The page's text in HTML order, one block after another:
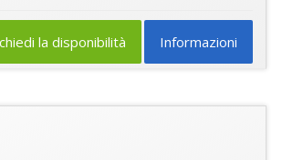
Informazioni
la disponibilità